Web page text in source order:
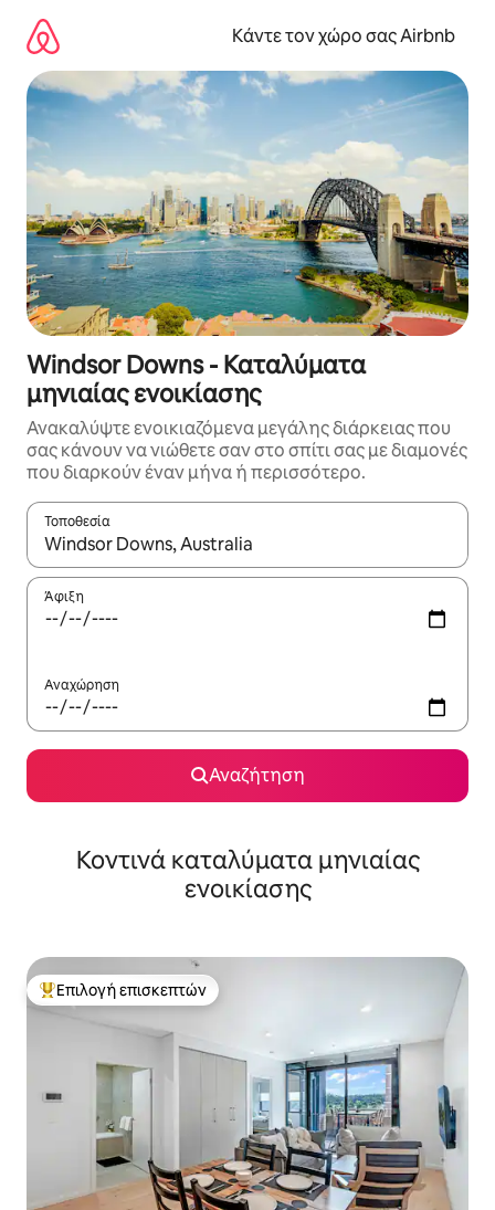
περιεχόμενο
Κάντε τον χώρο σας Airbnb
Windsor Downs - Καταλύματα
μηνιαίας ενοικίασης
Ανακαλύψτε ενοικιαζόμενα μεγάλης διάρκειας που
σας κάνουν να νιώθετε σαν στο σπίτι σας με διαμονές
που διαρκούν έναν μήνα ή περισσότερο.
Τοποθεσία
Όταν τα αποτελέσματα είναι διαθέσιμα, μπορείτε να
Άφιξη
Αναχώρηση
Αναζήτηση
Κοντινά καταλύματα μηνιαίας
ενοικίασης
Κορυφαία επιλογή επισκεπτών
Επιλογή επισκεπτών